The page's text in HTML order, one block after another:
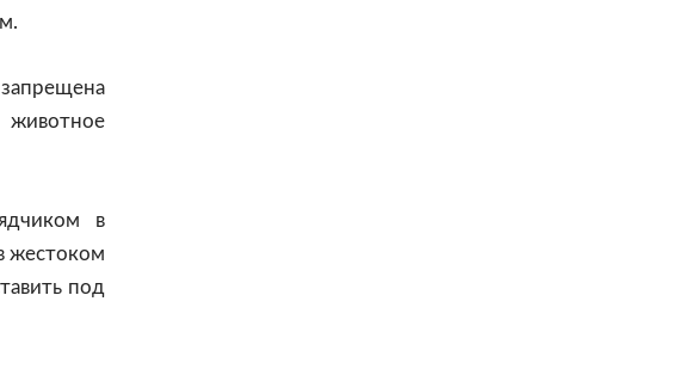
животное
в
жестоком
под